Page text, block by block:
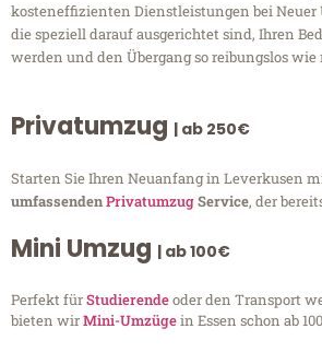
kosteneffizienten Dienstleistungen bei Neuer
die speziell darauf ausgerichtet sind, Ihren
werden und den Übergang so reibungslos
Privatumzug | ab 250€
Starten Sie Ihren Neuanfang in Leverkusen
umfassendenPrivatumzugService, der
Mini Umzug | ab 100€
Perfekt fürStudierendeoder den Transport
bieten wirMini-Umzügein Essen schon ab